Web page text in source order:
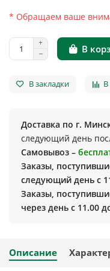
* Обращаем ваше
В
В закладки В
Доставка по г.
следующий день
Самовывоз –
Заказы,
следующий день с
Заказы,
через день с 11.00
Описание